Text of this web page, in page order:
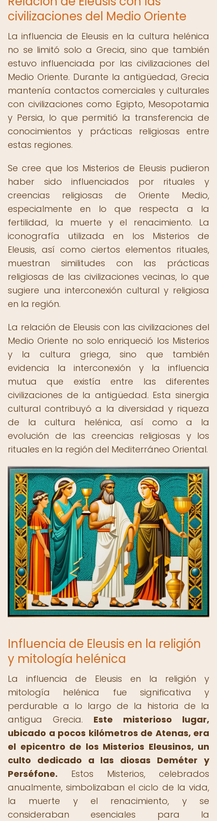
civilizaciones del Medio Oriente
La influencia de Eleusis en la cultura helénica
no se limitó solo a Grecia, sino que también
estuvo influenciada por las civilizaciones del
Medio Oriente. Durante la antigüedad, Grecia
mantenía contactos comerciales y culturales
con civilizaciones como Egipto, Mesopotamia
y Persia, lo que permitió la transferencia de
conocimientos y prácticas religiosas entre
estas regiones.
Se cree que los Misterios de Eleusis pudieron
haber sido influenciados por rituales y
creencias religiosas de Oriente Medio,
especialmente en lo que respecta a la
fertilidad, la muerte y el renacimiento. La
iconografía utilizada en los Misterios de
Eleusis, así como ciertos elementos rituales,
muestran similitudes con las prácticas
religiosas de las civilizaciones vecinas, lo que
sugiere una interconexión cultural y religiosa
en la región.
La relación de Eleusis con las civilizaciones del
Medio Oriente no solo enriqueció los Misterios
y la cultura griega, sino que también
evidencia la interconexión y la influencia
mutua que existía entre las diferentes
civilizaciones de la antigüedad. Esta sinergia
cultural contribuyó a la diversidad y riqueza
de la cultura helénica, así como a la
evolución de las creencias religiosas y los
rituales en la región del Mediterráneo Oriental.
Influencia de Eleusis en la religión
y mitología helénica
La influencia de Eleusis en la religión y
mitología helénica fue significativa y
perdurable a lo largo de la historia de la
antigua Grecia. Este misterioso lugar,
ubicado a pocos kilómetros de Atenas, era
el epicentro de los Misterios Eleusinos, un
culto dedicado a las diosas Deméter y
Perséfone. Estos Misterios, celebrados
anualmente, simbolizaban el ciclo de la vida,
la muerte y el renacimiento, y se
consideraban esenciales para la